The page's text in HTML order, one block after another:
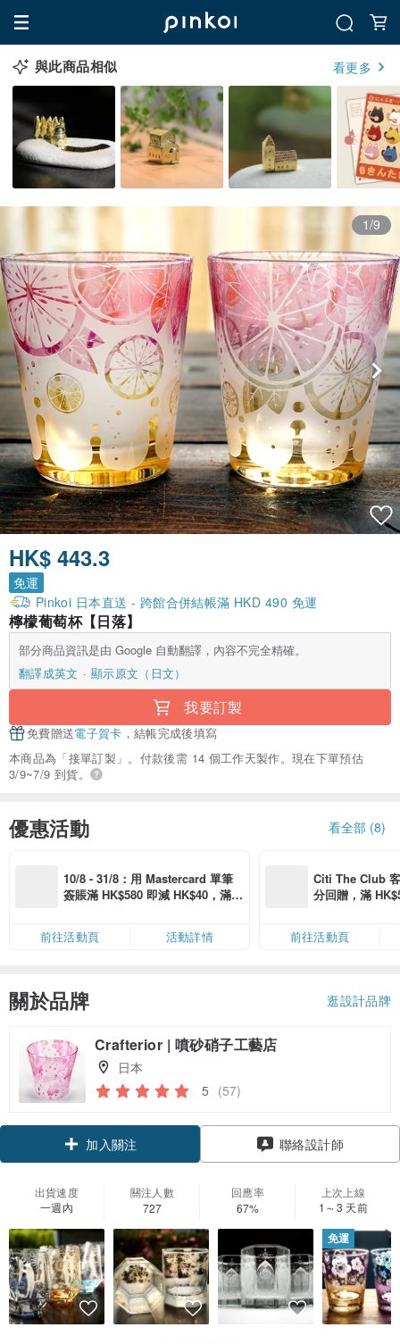
與此商品相似 看更多
1/9
HK$ 443.3
免運
Pinkoi 日本直送 - 跨館合併結帳滿 HKD 490 免運
檸檬葡萄杯【日落】
部分商品資訊是由 Google 自動翻譯，內容不完全精確。
翻譯成英文
顯示原文（日文）
我要訂製
免費贈送電子賀卡 ，結帳完成後填寫
本商品為「接單訂製」。付款後需 14 個工作天製作。現在下單預估
3/9~7/9 到貨。
優惠活動 看全部 (8)
10/8 - 31/8：用 Mastercard 單筆
簽賬滿 HK$580 即減 HK$40，滿 H
額有限，額滿即止，僅限「常用信
前往活動頁 活動詳情
Citi The Club
分回贈，滿
前往活動頁
關於品牌 逛設計品牌
Crafterior | 噴砂硝子工藝店
日本
5 (57)
加入關注 聯絡設計師
出貨速度
一週內
關注人數
727
回應率
67%
上次上線
1～3 天前
免運